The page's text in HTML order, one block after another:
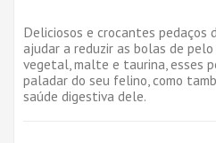
Deliciosos e crocantes pedaços
ajudar a reduzir as bolas de pelo
vegetal, malte e taurina, esses
paladar do seu felino, como
saúde digestiva dele.